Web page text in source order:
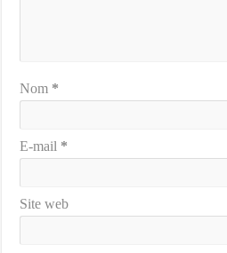
Nom *
E-mail *
Site web